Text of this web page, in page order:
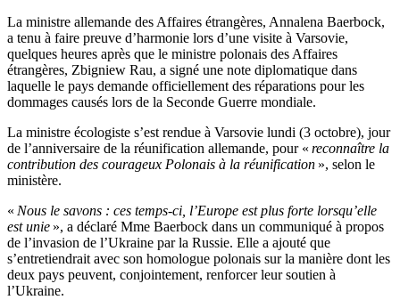
La ministre allemande des Affaires étrangères, Annalena Baerbock,
a tenu à faire preuve d’harmonie lors d’une visite à Varsovie,
quelques heures après que le ministre polonais des Affaires
étrangères, Zbigniew Rau, a signé une note diplomatique dans
laquelle le pays demande officiellement des réparations pour les
dommages causés lors de la Seconde Guerre mondiale.
La ministre écologiste s’est rendue à Varsovie lundi (3 octobre), jour
de l’anniversaire de la réunification allemande, pour « reconnaître la
contribution des courageux Polonais à la réunification », selon le
ministère.
« Nous le savons : ces temps-ci, l’Europe est plus forte lorsqu’elle
est unie », a déclaré Mme Baerbock dans un communiqué à propos
de l’invasion de l’Ukraine par la Russie. Elle a ajouté que
s’entretiendrait avec son homologue polonais sur la manière dont les
deux pays peuvent, conjointement, renforcer leur soutien à
l’Ukraine.